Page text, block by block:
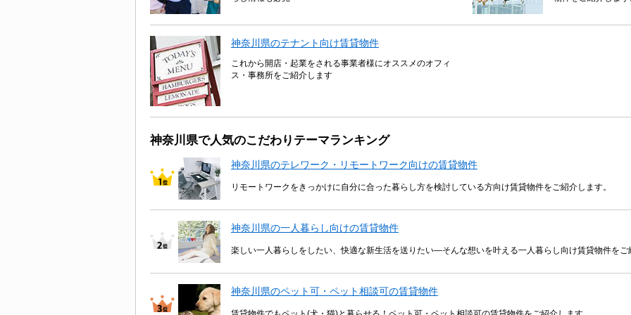
神奈川県のテナント向け賃貸物件
これから開店・起業をされる事業者様にオススメのオフィ
ス・事務所をご紹介します
神奈川県で人気のこだわりテーマランキング
神奈川県のテレワーク・リモートワーク向けの賃貸物件
リモートワークをきっかけに自分に合った暮らし方を検討している方向け賃貸物件をご紹介します。
神奈川県の一人暮らし向けの賃貸物件
楽しい一人暮らしをしたい、快適な新生活を送りたい―そんな想いを叶える一人暮らし向け賃貸物件をご
神奈川県のペット可・ペット相談可の賃貸物件